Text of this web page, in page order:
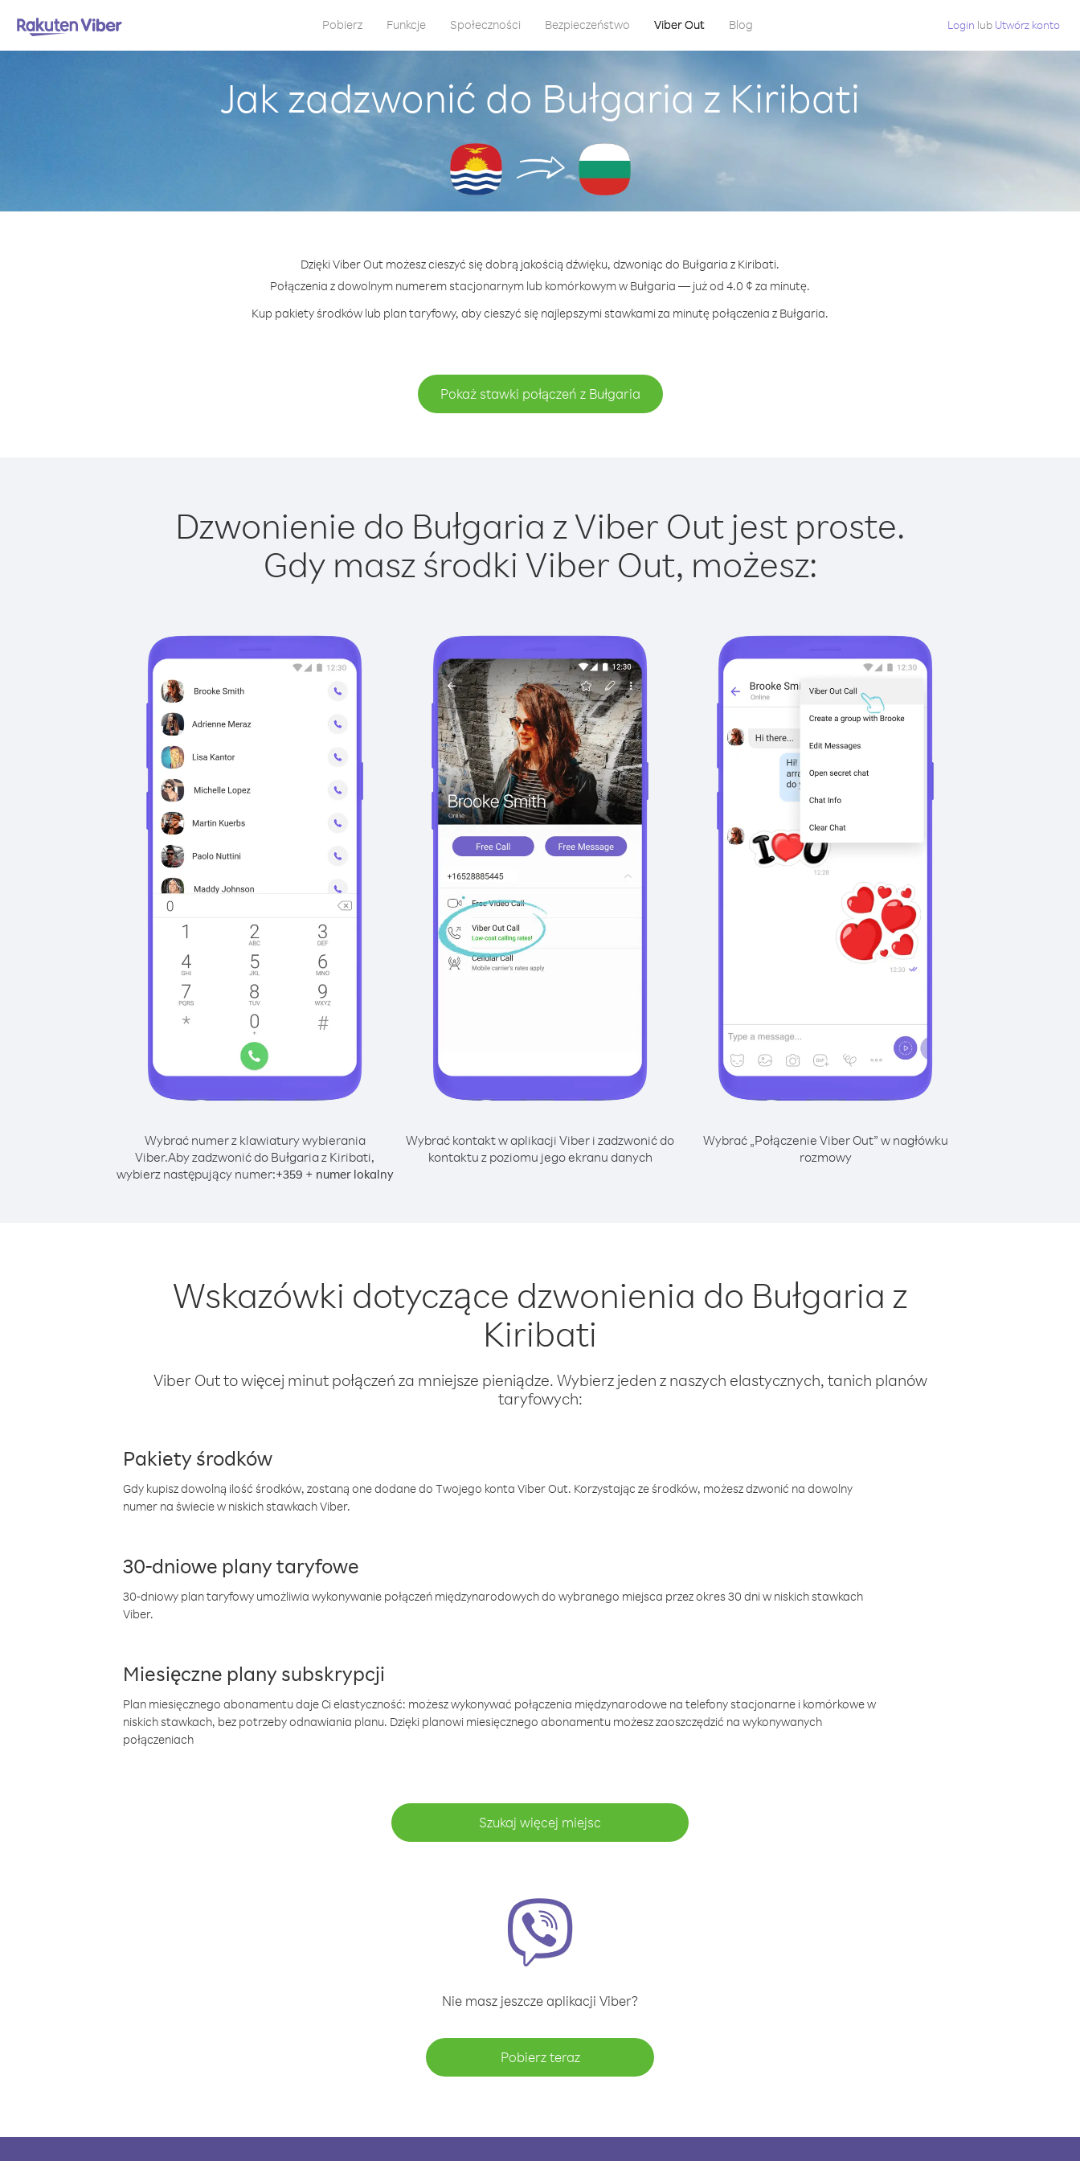
Pobierz Funkcje Społeczności Bezpieczeństwo Viber Out Blog Login lub Utwórz konto
Jak zadzwonić do Bułgaria z Kiribati
Dzięki Viber Out możesz cieszyć się dobrą jakością dźwięku, dzwoniąc do Bułgaria z Kiribati.
Połączenia z dowolnym numerem stacjonarnym lub komórkowym w Bułgaria — już od 4.0 ¢ za minutę.
Kup pakiety środków lub plan taryfowy, aby cieszyć się najlepszymi stawkami za minutę połączenia z Bułgaria.
Pokaż stawki połączeń z Bułgaria
Dzwonienie do Bułgaria z Viber Out jest proste.
Gdy masz środki Viber Out, możesz:
Wybrać numer z klawiatury wybierania
Viber.Aby zadzwonić do Bułgaria z Kiribati,
wybierz następujący numer:+359 + numer lokalny
Wybrać kontakt w aplikacji Viber i zadzwonić do
kontaktu z poziomu jego ekranu danych
Wybrać „Połączenie Viber Out” w nagłówku
rozmowy
Wskazówki dotyczące dzwonienia do Bułgaria z
Kiribati
Viber Out to więcej minut połączeń za mniejsze pieniądze. Wybierz jeden z naszych elastycznych, tanich planów
taryfowych:
Pakiety środków
Gdy kupisz dowolną ilość środków, zostaną one dodane do Twojego konta Viber Out. Korzystając ze środków, możesz dzwonić na dowolny
numer na świecie w niskich stawkach Viber.
30-dniowe plany taryfowe
30-dniowy plan taryfowy umożliwia wykonywanie połączeń międzynarodowych do wybranego miejsca przez okres 30 dni w niskich stawkach
Viber.
Miesięczne plany subskrypcji
Plan miesięcznego abonamentu daje Ci elastyczność: możesz wykonywać połączenia międzynarodowe na telefony stacjonarne i komórkowe w
niskich stawkach, bez potrzeby odnawiania planu. Dzięki planowi miesięcznego abonamentu możesz zaoszczędzić na wykonywanych
połączeniach
Szukaj więcej miejsc
Nie masz jeszcze aplikacji Viber?
Pobierz teraz